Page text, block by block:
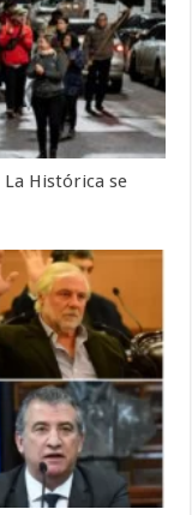
Histórica se